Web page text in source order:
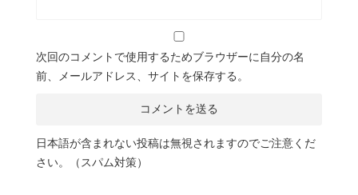
次回のコメントで使用するためブラウザーに自分の名
前、メールアドレス、サイトを保存する。
日本語が含まれない投稿は無視されますのでご注意くだ
さい。（スパム対策）